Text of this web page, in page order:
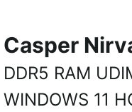
Casper
DDR5 RAM
WINDOWS 11